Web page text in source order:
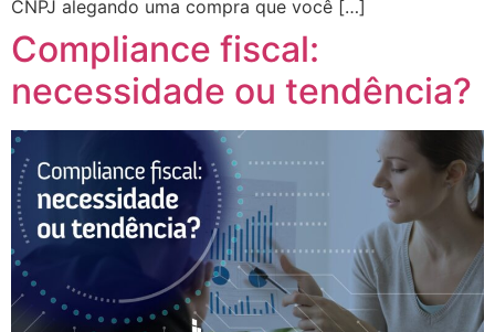
CNPJ alegando uma compra que você […]
Compliance fiscal:
necessidade ou tendência?